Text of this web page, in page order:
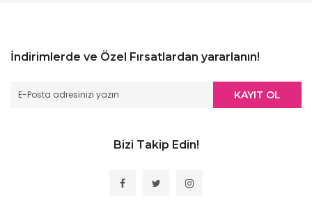
İndirimlerde ve Özel Fırsatlardan yararlanın!
KAYIT OL
Bizi Takip Edin!